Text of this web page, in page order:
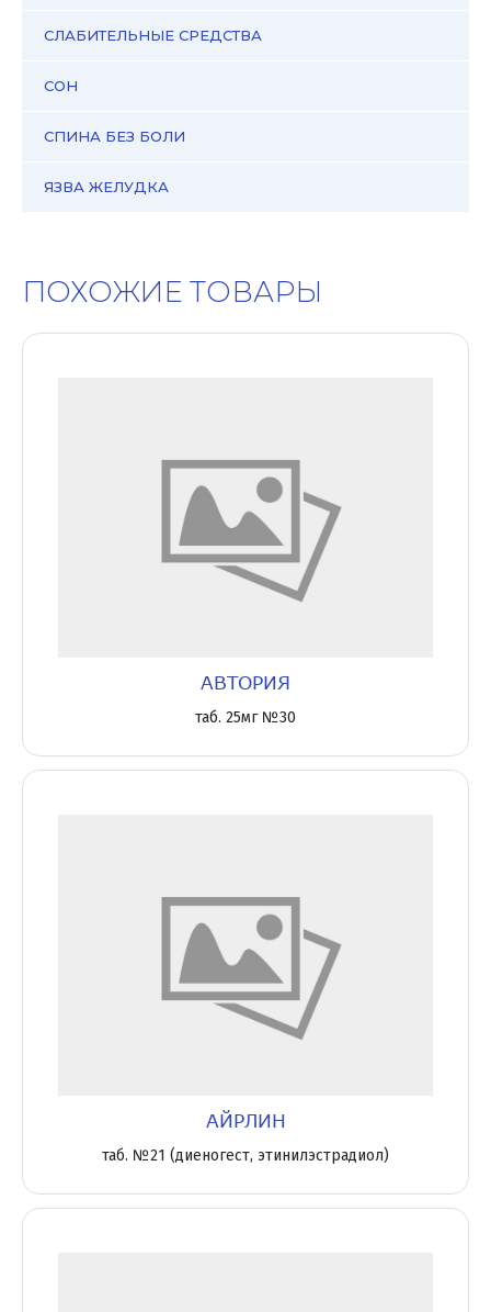
СЛАБИТЕЛЬНЫЕ СРЕДСТВА
СОН
СПИНА БЕЗ БОЛИ
ЯЗВА ЖЕЛУДКА
ПОХОЖИЕ ТОВАРЫ
АВТОРИЯ
таб. 25мг №30
АЙРЛИН
таб. №21 (диеногест, этинилэстрадиол)